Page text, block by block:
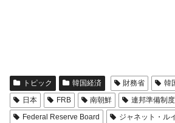
トピック 韓国経済 財務省 韓
日本
FRB 南朝鮮
連邦準備制
Federal Reserve Board
ジャネット・ル